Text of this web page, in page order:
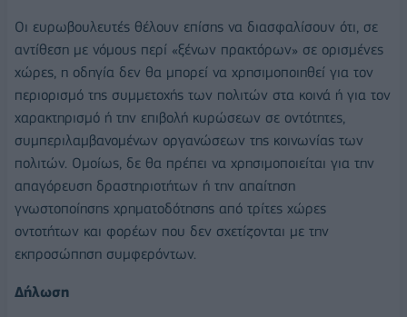
Οι ευρωβουλευτές θέλουν επίσης να διασφαλίσουν ότι, σε
αντίθεση με νόμους περί «ξένων πρακτόρων» σε ορισμένες
χώρες, η οδηγία δεν θα μπορεί να χρησιμοποιηθεί για τον
περιορισμό της συμμετοχής των πολιτών στα κοινά ή για τον
χαρακτηρισμό ή την επιβολή κυρώσεων σε οντότητες,
συμπεριλαμβανομένων οργανώσεων της κοινωνίας των
πολιτών. Ομοίως, δε θα πρέπει να χρησιμοποιείται για την
απαγόρευση δραστηριοτήτων ή την απαίτηση
γνωστοποίησης χρηματοδότησης από τρίτες χώρες
οντοτήτων και φορέων που δεν σχετίζονται με την
εκπροσώπηση συμφερόντων.
Δήλωση